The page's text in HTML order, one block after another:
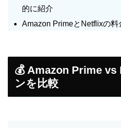
的に紹介
Amazon PrimeとNetflixの
💰 Amazon Prime vs
ンを比較